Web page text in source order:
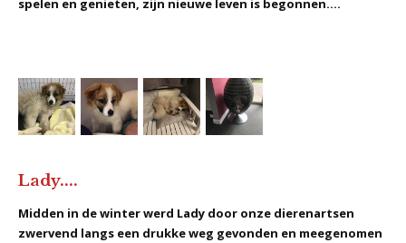
spelen en genieten, zijn nieuwe leven is begonnen....
Lady....
Midden in de winter werd Lady door onze dierenartsen
zwervend langs een drukke weg gevonden en meegenomen